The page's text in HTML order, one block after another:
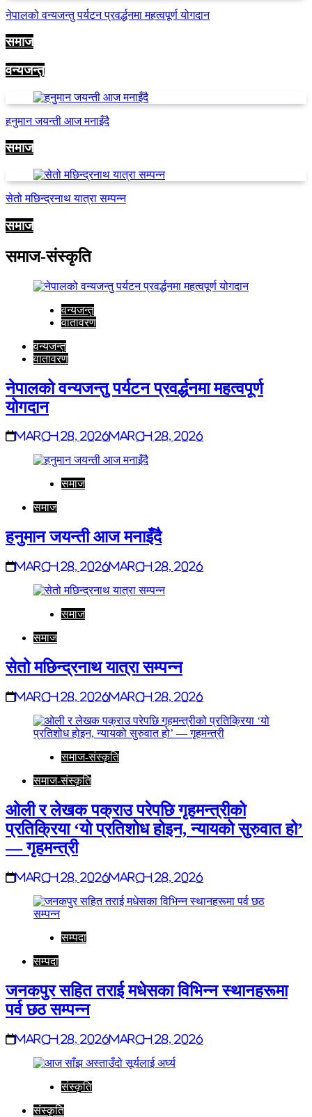
नेपालको वन्यजन्तु पर्यटन प्रवर्द्धनमा महत्वपूर्ण योगदान
समाज
वन्यजन्तु
हनुमान जयन्ती आज मनाइँदै
समाज
सेतो मछिन्द्रनाथ यात्रा सम्पन्न
समाज
समाज-संस्कृति
वन्यजन्तु
वातावरण
वन्यजन्तु
वातावरण
नेपालको वन्यजन्तु पर्यटन प्रवर्द्धनमा महत्वपूर्ण
योगदान
March 28, 2026March 28, 2026
समाज
समाज
हनुमान जयन्ती आज मनाइँदै
March 28, 2026March 28, 2026
समाज
समाज
सेतो मछिन्द्रनाथ यात्रा सम्पन्न
March 28, 2026March 28, 2026
समाज-संस्कृति
समाज-संस्कृति
ओली र लेखक पक्राउ परेपछि गृहमन्त्रीको
प्रतिक्रिया ‘यो प्रतिशोध होइन, न्यायको सुरुवात हो’
— गृहमन्त्री
March 28, 2026March 28, 2026
सम्पदा
सम्पदा
जनकपुर सहित तराई मधेसका विभिन्न स्थानहरूमा
पर्व छठ सम्पन्न
March 28, 2026March 28, 2026
संस्कृति
संस्कृति